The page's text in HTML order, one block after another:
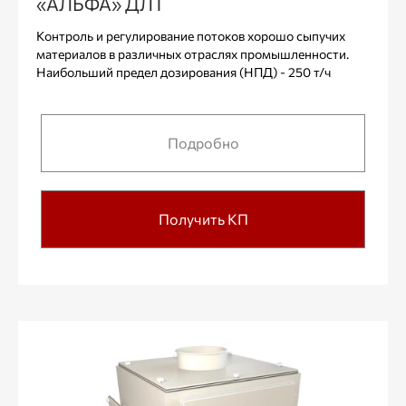
Контроль и регулирование потоков хорошо сыпучих
материалов в различных отраслях промышленности.
Наибольший предел дозирования (НПД) - 250 т/ч
Подробно
Получить КП